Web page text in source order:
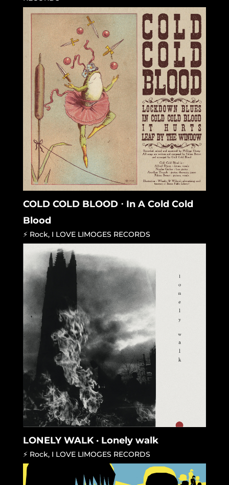
COLD COLD BLOOD ⋅ In A Cold Cold
Blood
⚡ Rock, I LOVE LIMOGES RECORDS
LONELY WALK · Lonely walk
⚡ Rock, I LOVE LIMOGES RECORDS